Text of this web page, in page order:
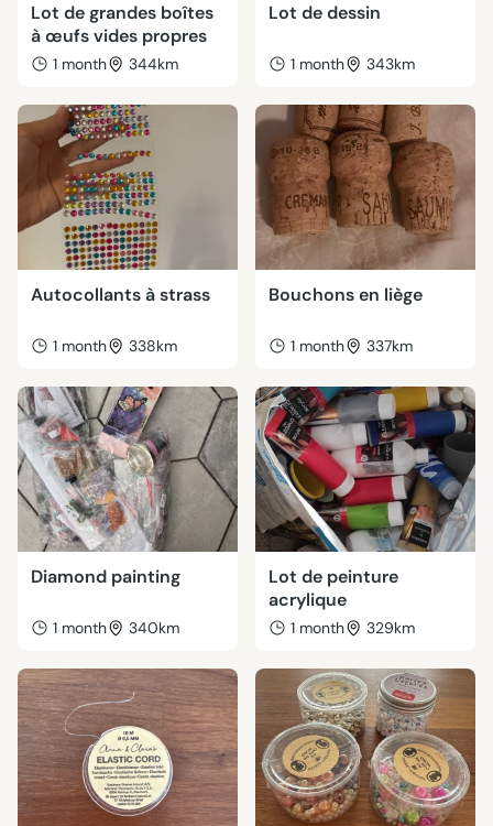
Lot de grandes boîtes
à œufs vides propres
1 month 344km
Lot de dessin
1 month 343km
Autocollants à strass
1 month 338km
Bouchons en liège
1 month 337km
Diamond painting
1 month 340km
Lot de peinture
acrylique
1 month 329km